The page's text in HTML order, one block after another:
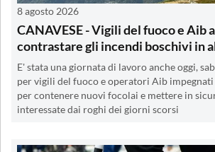
8 agosto 2026
CANAVESE - Vigili del fuoco e Aib
contrastare gli incendi boschivi in
E' stata una giornata di lavoro anche oggi,
per vigili del fuoco e operatori Aib impegnati
per contenere nuovi focolai e mettere in
interessate dai roghi dei giorni scorsi